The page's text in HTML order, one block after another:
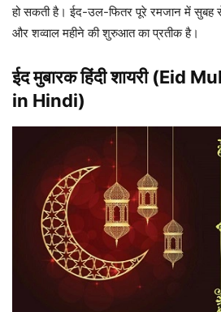
हो सकती है। ईद-उल-फितर पूरे रमजान में सुबह
और शव्वाल महीने की शुरुआत का प्रतीक है।
ईद मुबारक हिंदी शायरी (Eid
in Hindi)